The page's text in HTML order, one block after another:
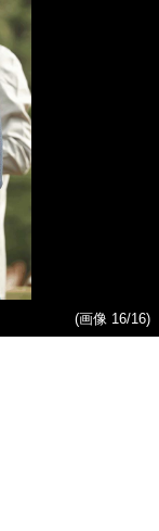
(画像 16/16)